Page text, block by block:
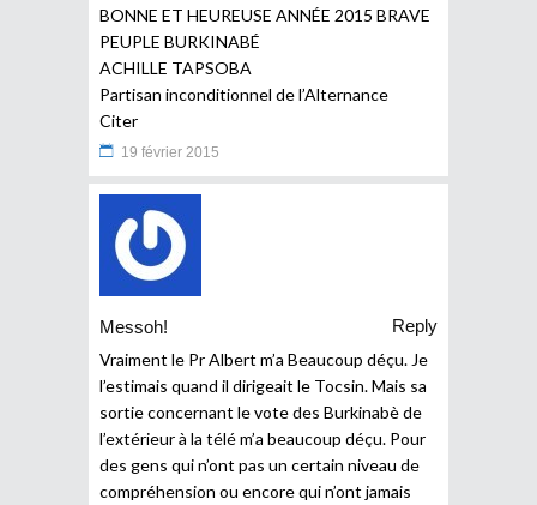
BONNE ET HEUREUSE ANNÉE 2015 BRAVE
PEUPLE BURKINABÉ
ACHILLE TAPSOBA
Partisan inconditionnel de l’Alternance
Citer
19 février 2015
Messoh!
Reply
Vraiment le Pr Albert m’a Beaucoup déçu. Je
l’estimais quand il dirigeait le Tocsin. Mais sa
sortie concernant le vote des Burkinabè de
l’extérieur à la télé m’a beaucoup déçu. Pour
des gens qui n’ont pas un certain niveau de
compréhension ou encore qui n’ont jamais